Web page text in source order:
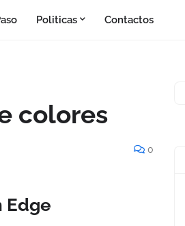
Politicas Contactos
colores
0
Edge